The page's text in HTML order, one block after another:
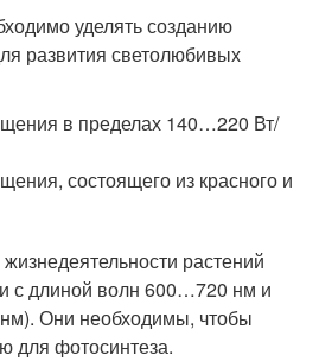
уделять созданию
развития светолюбивых
в пределах 140…220 Вт/
состоящего из красного и
растений
с длиной волн 600…720 нм и
Они необходимы, чтобы
для фотосинтеза.